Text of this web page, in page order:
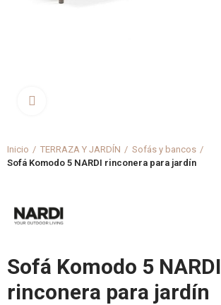
Inicio TERRAZA Y JARDÍN
Sofás y bancos
Sofá Komodo 5 NARDI rinconera para jardín
Sofá Komodo 5 NARDI
rinconera para jardín